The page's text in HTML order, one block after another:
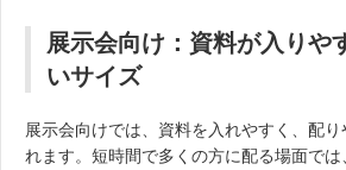
展示会向け：資料が入りや
いサイズ
展示会向けでは、資料を入れやすく、配
れます。短時間で多くの方に配る場面で